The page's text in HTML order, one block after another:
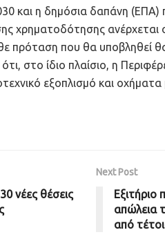
και η δημόσια δαπάνη (ΕΠΑ)
χρηματοδότησης ανέρχεται
πρόταση που θα υποβληθεί
στο ίδιο πλαίσιο, η
εξοπλισμό και
νέες θέσεις
Next Post
απώλεια
από